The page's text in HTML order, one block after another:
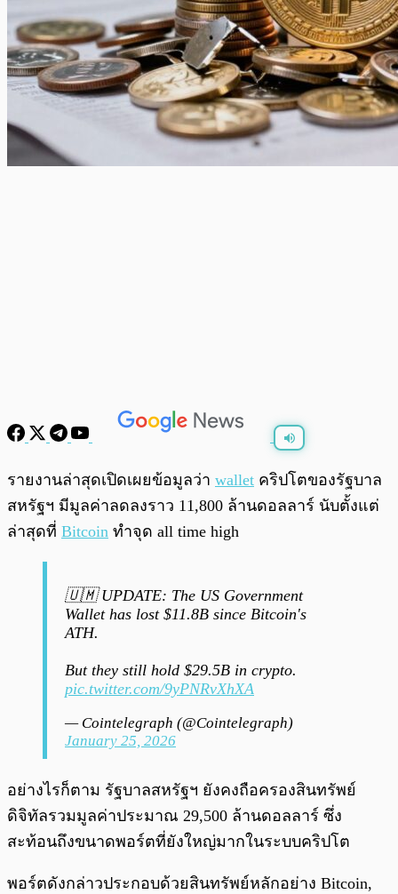
พร้อมเล่น 0:00
รายงานล่าสุดเปิดเผยข้อมูลว่า wallet คริปโตของรัฐบาล
สหรัฐฯ มีมูลค่าลดลงราว 11,800 ล้านดอลลาร์ นับตั้งแต่
ล่าสุดที่ Bitcoin ทำจุด all time high
🇺🇲 UPDATE: The US Government
Wallet has lost $11.8B since Bitcoin's
ATH.
But they still hold $29.5B in crypto.
pic.twitter.com/9yPNRvXhXA
— Cointelegraph (@Cointelegraph)
January 25, 2026
อย่างไรก็ตาม รัฐบาลสหรัฐฯ ยังคงถือครองสินทรัพย์
ดิจิทัลรวมมูลค่าประมาณ 29,500 ล้านดอลลาร์ ซึ่ง
สะท้อนถึงขนาดพอร์ตที่ยังใหญ่มากในระบบคริปโต
พอร์ตดังกล่าวประกอบด้วยสินทรัพย์หลักอย่าง Bitcoin,